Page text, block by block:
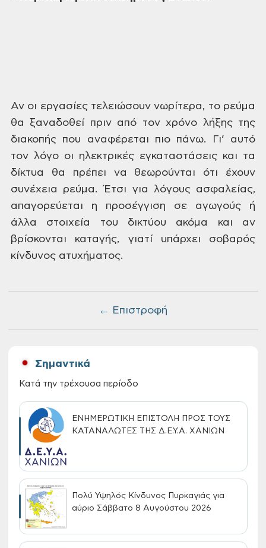
← Επιστροφή
Αν οι εργασίεςτελειώσουν νωρίτερα, το ρεύμα
θα ξαναδοθεί πριν από τον χρόνο λήξης της
διακοπής που αναφέρεται πιο πάνω. Γι’ αυτό
τον λόγο οι ηλεκτρικές εγκαταστάσεις και τα
δίκτυα θα πρέπει να θεωρούνται ότι έχουν
συνέχεια ρεύμα. Έτσι για λόγουςασφαλείας,
απαγορεύεται η προσέγγιση σε αγωγούς ή
άλλα στοιχεία του δικτύου ακόμα και αν
βρίσκονται καταγής, γιατίυπάρχει σοβαρός
κίνδυνος ατυχήματος.
Σημαντικά
Κατά την τρέχουσα περίοδο
ΕΝΗΜΕΡΩΤΙΚΗ ΕΠΙΣΤΟΛΗ ΠΡΟΣ ΤΟΥΣ
ΚΑΤΑΝΑΛΩΤΕΣ ΤΗΣ Δ.Ε.Υ.Α. ΧΑΝΙΩΝ
Πολύ Υψηλός Κίνδυνος Πυρκαγιάς για
αύριο Σάββατο 8 Αυγούστου 2026